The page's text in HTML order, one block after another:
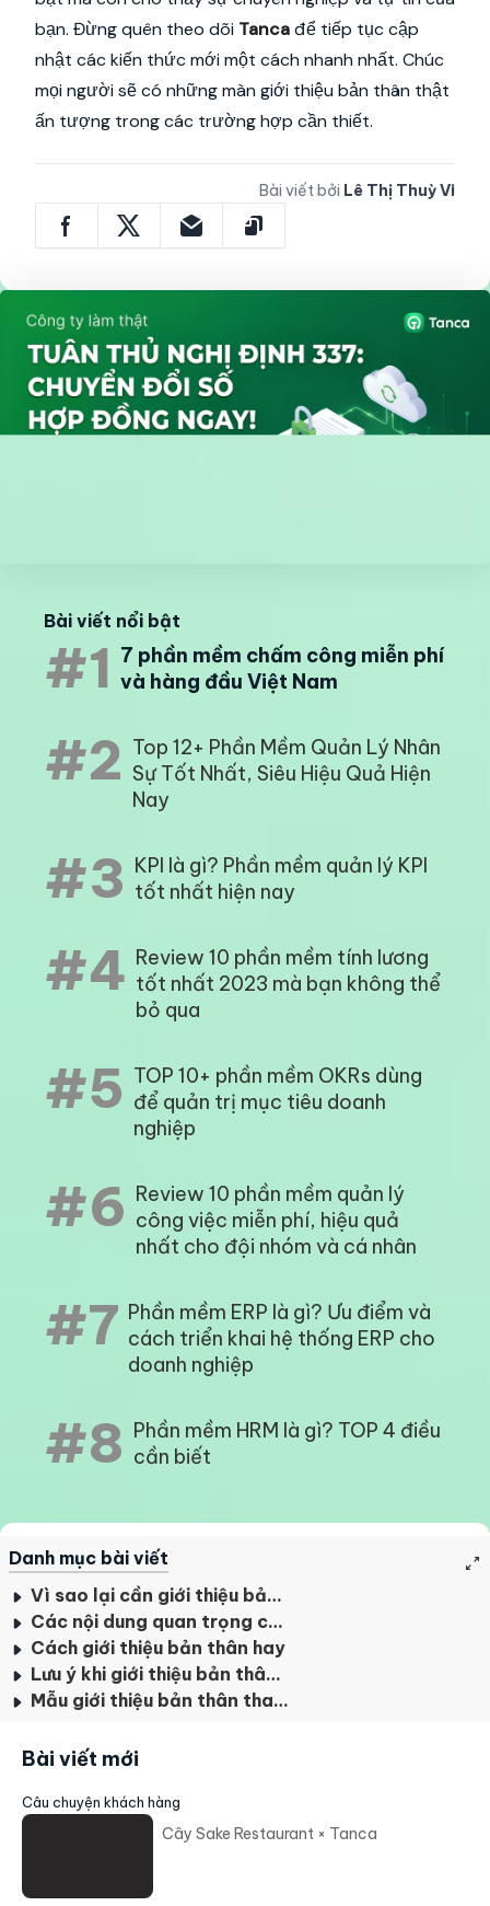
bạn. Đừng quên theo dõi Tancađể tiếp tục cập
nhật các kiến thức mới một cách nhanh nhất. Chúc
mọi người sẽ có những màn giới thiệu bản thân thật
ấn tượng trong các trường hợp cần thiết.
Bài viết bởi Lê Thị Thuỳ Vi
Bài viết nổi bật
#1 7 phần mềm chấm công miễn phí
và hàng đầu Việt Nam
#2 Top 12+ Phần Mềm Quản Lý Nhân
Sự Tốt Nhất, Siêu Hiệu Quả Hiện
Nay
#3 KPI là gì? Phần mềm quản lý KPI
tốt nhất hiện nay
#4 Review 10 phần mềm tính lương
tốt nhất 2023 mà bạn không thể
bỏ qua
#5 TOP 10+ phần mềm OKRs dùng
để quản trị mục tiêu doanh
nghiệp
#6 Review 10 phần mềm quản lý
công việc miễn phí, hiệu quả
nhất cho đội nhóm và cá nhân
#7 Phần mềm ERP là gì? Ưu điểm và
cách triển khai hệ thống ERP cho
doanh nghiệp
#8 Phần mềm HRM là gì? TOP 4 điều
cần biết
Danh mục bài viết
Vì sao lại cần giới thiệu bản thân?
Các nội dung quan trọng cần có trong lời giới thiệu bản thân của ứng viên
Cách giới thiệu bản thân hay
Lưu ý khi giới thiệu bản thân trong các trường hợp khác
Mẫu giới thiệu bản thân tham khảo
Bài viết mới
Câu chuyện khách hàng
Cây Sake Restaurant × Tanca